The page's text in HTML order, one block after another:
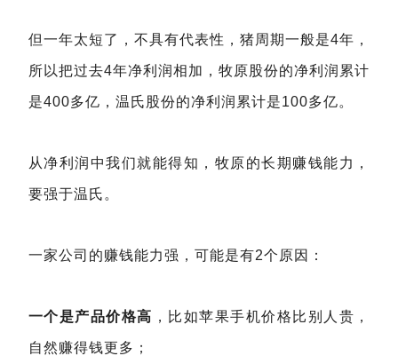
但一年太短了，不具有代表性，猪周期一般是4年，
所以把过去4年净利润相加，牧原股份的净利润累计
是400多亿，温氏股份的净利润累计是100多亿。
从净利润中我们就能得知，牧原的长期赚钱能力，
要强于温氏。
一家公司的赚钱能力强，可能是有2个原因：
一个是产品价格高 ，比如苹果手机价格比别人贵，
自然赚得钱更多；